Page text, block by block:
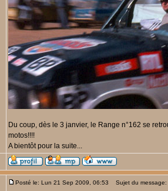
Du coup, dès le 3 janvier, le Range n°162 se
motos!!!!
A bientôt pour la suite...
Posté le: Lun 21 Sep 2009, 06:53 Sujet du message: